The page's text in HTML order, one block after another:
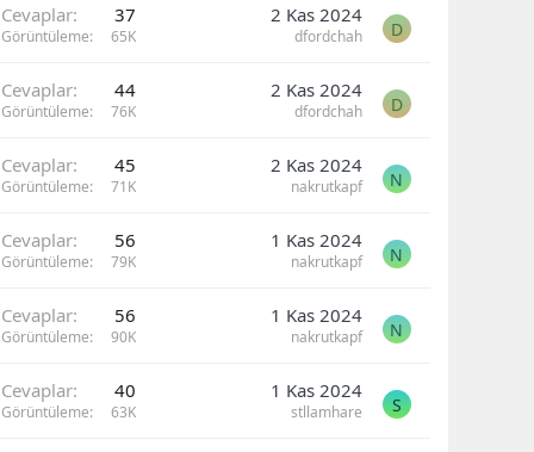
Cevaplar 37
Görüntüleme 65K
2 Kas 2024
dfordchah D
Cevaplar 44
Görüntüleme 76K
2 Kas 2024
dfordchah D
Cevaplar 45
Görüntüleme 71K
2 Kas 2024
nakrutkapf N
Cevaplar 56
Görüntüleme 79K
1 Kas 2024
nakrutkapf N
Cevaplar 56
Görüntüleme 90K
1 Kas 2024
nakrutkapf N
Cevaplar 40
Görüntüleme 63K
1 Kas 2024
stllamhare S